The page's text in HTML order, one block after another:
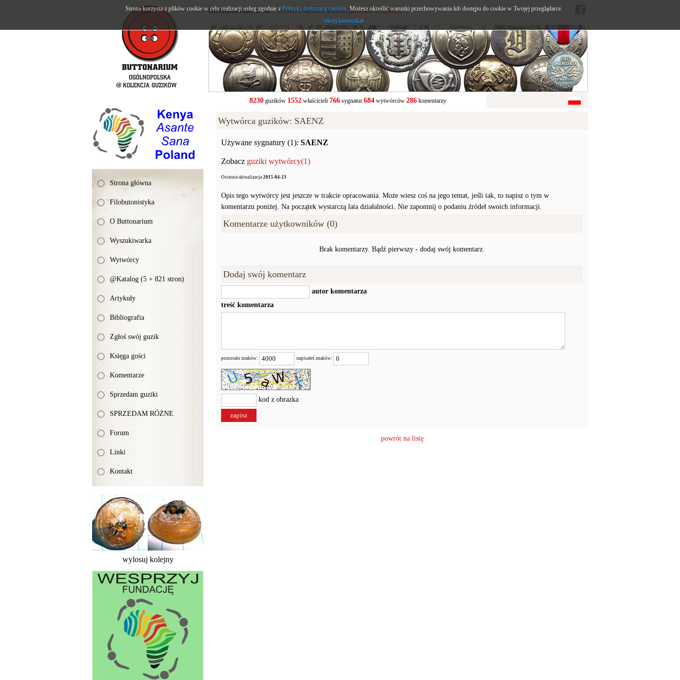
Strona główna
Filobutonistyka
O Buttonarium
Wyszukiwarka
Wytwórcy
@Katalog (5 + 821 stron)
Artykuły
Bibliografia
Zgłoś swój guzik
Księga gości
Komentarze
Sprzedam guziki
SPRZEDAM RÓŻNE
Forum
Linki
Kontakt
wylosuj kolejny
buttonarium.eu- Strona Polskich Kolekcjonerów Guzików
8230guzików 1552właścicieli 766sygnatur 684wytwórców 286komentarzy
Wytwórca guzików: SAENZ
Używane sygnatury (1): SAENZ
Zobacz guziki wytwórcy(1)
Ostatnia aktualizacja 2015-04-23
Opis tego wytwórcy jest jeszcze w trakcie opracowania. Może wiesz coś na jego temat, jeśli tak, to napisz o tym w
komentarzu poniżej. Na początek wystarczą lata działalności. Nie zapomnij o podaniu źródeł swoich informacji.
Komentarze użytkowników (0)
Brak komentarzy. Bądź pierwszy - dodaj swój komentarz.
Dodaj swój komentarz
autor komentarza
treść komentarza
pozostało znaków: napisałeś znaków:
kod z obrazka
powrót na listę
Strona korzysta z plików cookie w celu realizacji usług zgodnie zPolityką dotyczącą cookies. Możesz określić warunki przechowywania lub dostępu do cookie w Twojej przeglądarce.
ukryj komunikat